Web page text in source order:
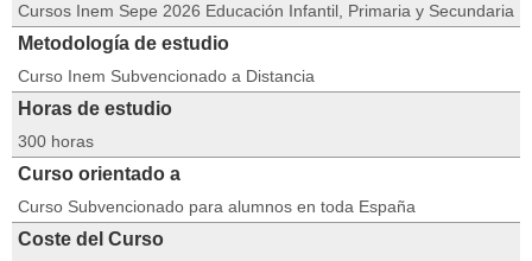
Cursos Inem Sepe 2026 Educación Infantil, Primaria y Secundaria
Metodología de estudio
Curso Inem Subvencionado a Distancia
Horas de estudio
300 horas
Curso orientado a
Curso Subvencionado para alumnos en toda España
Coste del Curso